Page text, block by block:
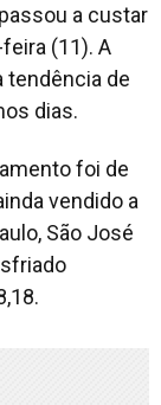
a custar
(11). A
tendência de
dias.
foi de
vendido a
São José